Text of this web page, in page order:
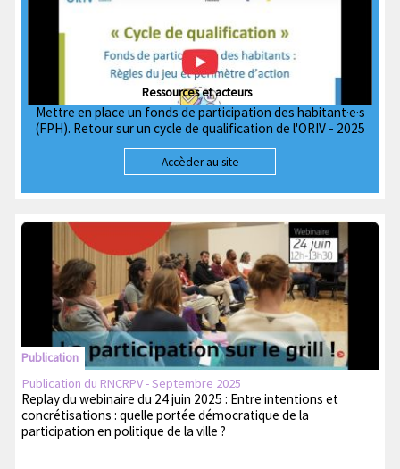
Ressources et acteurs
Mettre en place un fonds de participation des habitant·e·s
(FPH). Retour sur un cycle de qualification de l'ORIV - 2025
Accèder au site
Publication
Publication du RNCRPV - Septembre 2025
Replay du webinaire du 24 juin 2025 : Entre intentions et
concrétisations : quelle portée démocratique de la
participation en politique de la ville ?